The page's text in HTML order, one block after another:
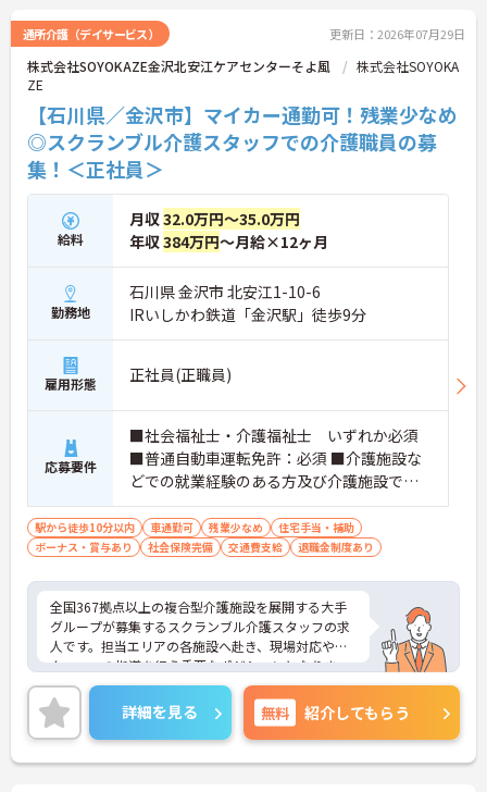
やチームワークが収入に反映されます。また、残業
がほぼなく年間17日のリフレッシュ休暇を利用でき
るほか、定年65歳かつ70歳までの再雇用制度を設け
期的にキャリアを築いていけます。自分らしい身だ
しなみで働ける点も魅力の一つであり、安定した基
盤のもとで新たな挑戦が期待できます。
★おすすめPOINT★
【毎朝のミーティングで情報を共有し、スタッフ間
で円滑に連携できる体制です】
・スタッフ全員で毎朝お客様の体調や変化を共有す
る仕組みにより、多職種間でスムーズな連携を図る
ことができます。
・困った時もすぐに相談してフォローし合える風通
しの良い職場環境のため、周囲との信頼関係を深め
ながら業務に取り組めます。
【充実したフォローアップ体制と資格取得支援で、
ら丁寧な指導を受けられるため、業務の疑問や不安
をその場で解消できます。
・定期的な面談やフォロー研修に加えて各種資格の
高めながら成長を目指せます。
【業績や日々の努力を多角的に評価する「特別報酬
・賞与とは別に、円滑な施設運営への協力やチーム
ワークなどの貢献度合いを評価して特別報酬を支給
する独自の仕組みがあります。
・一人ひとりの頑張りが目に見える形でしっかりと
還元されるため、高いモチベーションを維持しなが
ら仕事に向き合うことができます。
【残業が少なく豊富な休暇制度を利用して、長期的
・残業は月平均10時間程度、年間17日間のリフレッ
通所介護（デイサービス） 更新日：2026年07月29日
株式会社SOYOKAZE金沢北安江ケアセンターそよ風
株式会社SOYOKA
ZE
【石川県／金沢市】マイカー通勤可！残業少なめ
◎スクランブル介護スタッフでの介護職員の募
集！＜正社員＞
給料
月収32.0万円～35.0万円
年収384万円～月給×12ヶ月
勤務地
石川県 金沢市 北安江1-10-6
IRいしかわ鉄道「金沢駅」徒歩9分
雇用形態 正社員(正職員)
応募要件
■社会福祉士・介護福祉士 いずれか必須
■普通自動車運転免許：必須 ■介護施設な
どでの就業経験のある方及び介護施設での
夜勤経験が有る方
駅から徒歩10分以内 車通勤可 残業少なめ
住宅手当・補助
ボーナス・賞与あり
社会保険完備 交通費支給 退職金制度あり
全国367拠点以上の複合型介護施設を展開する大手
グループが募集するスクランブル介護スタッフの求
人です。担当エリアの各施設へ赴き、現場対応やス
タッフへの指導を行う重要なポジションとなりま
す。賞与とは別に特別報酬の支給実績や各種手当が
充実しており、これまでのご経験を活かしてしっか
りとした収入を得られる環境です。また、有給休暇
とは別に年間17日間のリフレッシュ休暇が付与され
プライベートの時間を大切にしながら心身ともに余
詳細を見る 無料 紹介してもらう